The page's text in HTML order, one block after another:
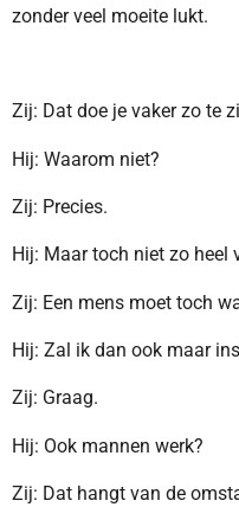
zonder veel moeite lukt.
Zij: Dat doe je vaker zo te
Hij: Waarom niet?
Zij: Precies.
Hij: Maar toch niet zo heel
Zij: Een mens moet toch
Hij: Zal ik dan ook maar
Zij: Graag.
Hij: Ook mannen werk?
Zij: Dat hangt van de